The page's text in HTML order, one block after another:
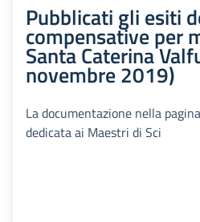
Pubblicati gli esiti
compensative per
Santa Caterina
novembre 2019)
La documentazione nella
dedicata ai Maestri di Sci